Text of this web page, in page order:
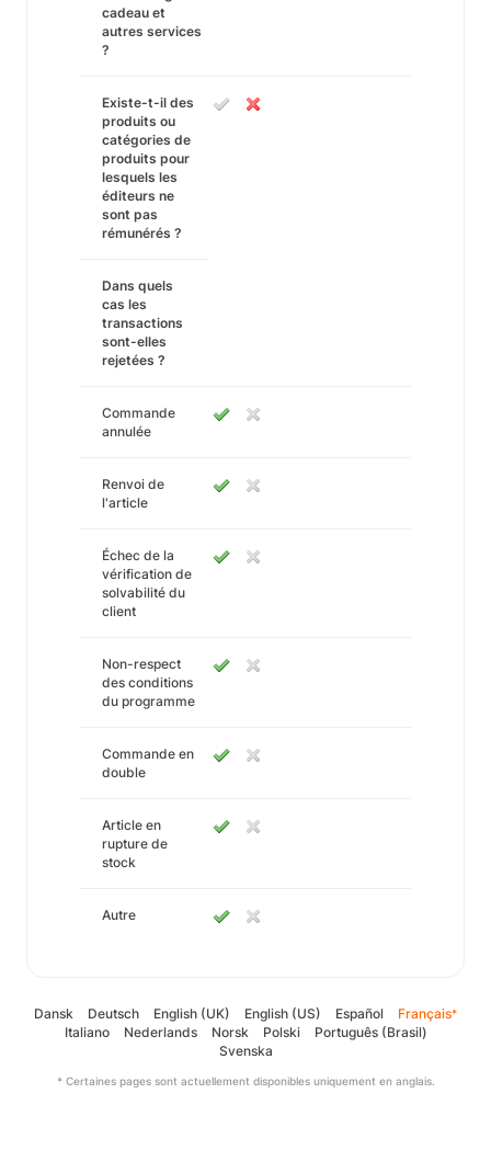
cadeau et
autres services
?
Existe-t-il des
produits ou
catégories de
produits pour
lesquels les
éditeurs ne
sont pas
rémunérés ?
Dans quels
cas les
transactions
sont-elles
rejetées ?
Commande
annulée
Renvoi de
l'article
Échec de la
vérification de
solvabilité du
client
Non-respect
des conditions
du programme
Commande en
double
Article en
rupture de
stock
Autre
Dansk Deutsch English (UK) English (US) Español Français*
Italiano Nederlands Norsk Polski
Português (Brasil)
Svenska
* Certaines pages sont actuellement disponibles uniquement en anglais.